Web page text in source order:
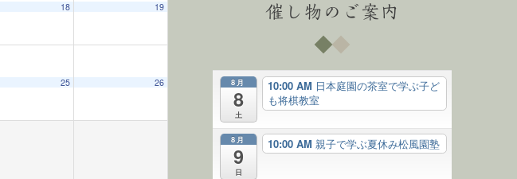
18 19
25 26
催し物のご案内
8月
8
土
10:00 AM 日本庭園の茶室で学ぶ子ど
も将棋教室
8月
9
日
10:00 AM 親子で学ぶ夏休み松風園塾